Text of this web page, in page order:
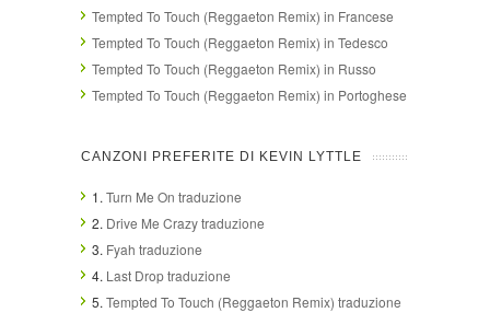
Tempted To Touch (Reggaeton Remix) in Francese
Tempted To Touch (Reggaeton Remix) in Tedesco
Tempted To Touch (Reggaeton Remix) in Russo
Tempted To Touch (Reggaeton Remix) in Portoghese
CANZONI PREFERITE DI KEVIN LYTTLE
1. Turn Me On traduzione
2. Drive Me Crazy traduzione
3. Fyah traduzione
4. Last Drop traduzione
5. Tempted To Touch (Reggaeton Remix) traduzione